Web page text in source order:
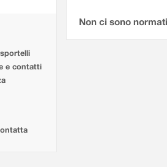
e contatti
Non ci sono